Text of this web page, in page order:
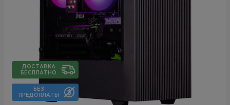
ДОСТАВКА
БЕСПЛАТНО
БЕЗ
ПРЕДОПЛАТЫ